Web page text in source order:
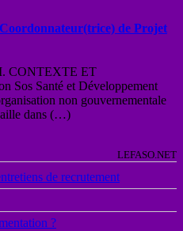
de Projet
CONTEXTE ET
Sos Santé et Développement
non gouvernementale
dans (…)
LEFASO.NET
de recrutement
?